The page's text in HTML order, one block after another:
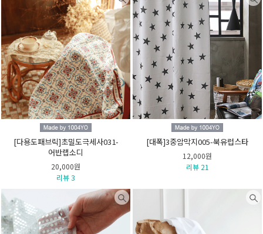
[다용도패브릭]초밀도극세사031-
어반랩소디
20,000원
리뷰 3
[대폭]3중암막지005-북유럽스타
12,000원
리뷰 21